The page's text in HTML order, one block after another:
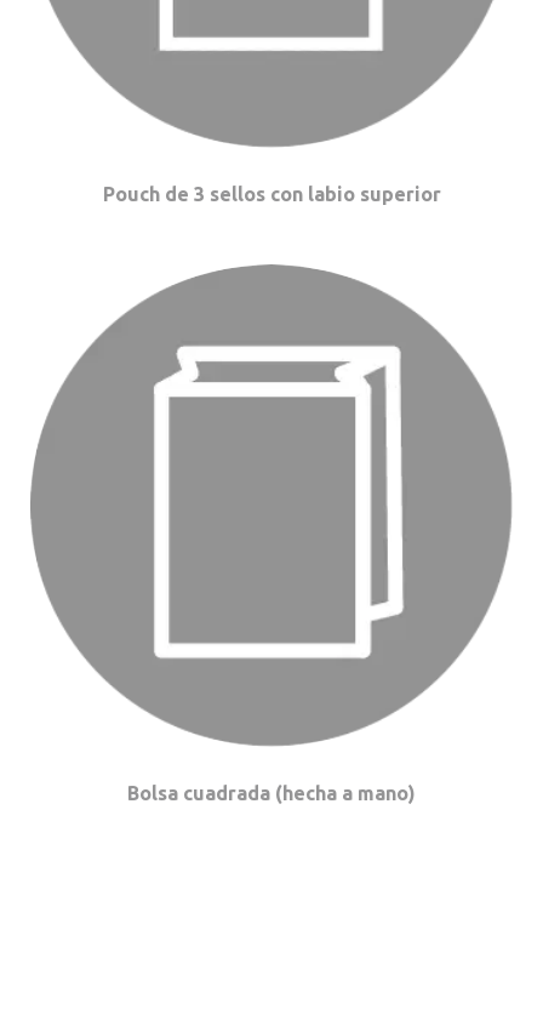
Pouch de 3 sellos con labio superior
Bolsa cuadrada (hecha a mano)